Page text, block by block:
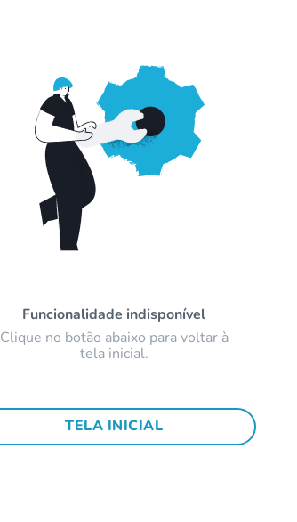
Funcionalidade indisponível
Clique no botão abaixo para voltar à
tela inicial.
TELA INICIAL